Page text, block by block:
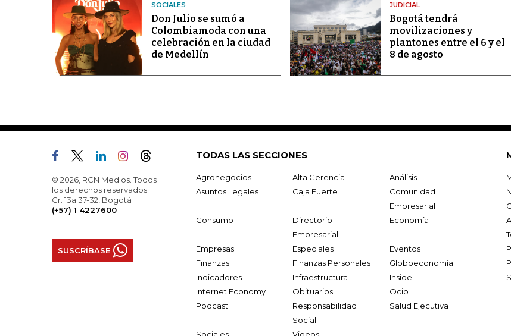
SOCIALES
Don Julio se sumó a
Colombiamoda con una
celebración en la ciudad
de Medellín
JUDICIAL
Bogotá tendrá
movilizaciones y
plantones entre el 6 y el
8 de agosto
© 2026, RCN Medios. Todos
los derechos reservados.
Cr. 13a 37-32, Bogotá
(+57) 1 4227600
SUSCRÍBASE
TODAS LAS SECCIONES
Agronegocios Alta Gerencia
Análisis
Asuntos Legales
Caja Fuerte
Comunidad
Empresarial
Consumo
Directorio
Empresarial
Economía
Empresas Especiales
Eventos
Finanzas
Finanzas Personales
Globoeconomía
Indicadores
Infraestructura
Inside
Internet Economy
Obituarios
Ocio
Podcast
Responsabilidad
Social
Salud Ejecutiva